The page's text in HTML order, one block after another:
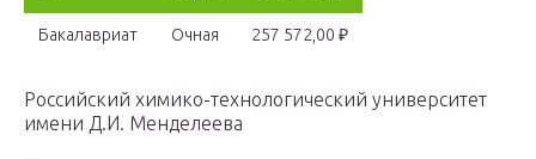
Бакалавриат Очная 257 572,00 ₽
Российский химико-технологический университет
имени Д.И. Менделеева